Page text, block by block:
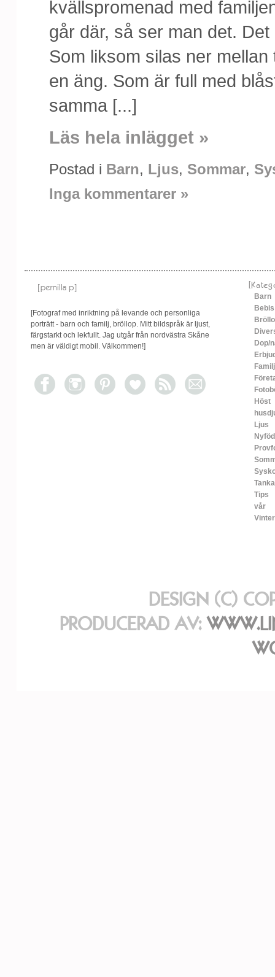
kvällspromenad med
går där, så ser man det.
Som liksom silas ner
en äng. Som är full med
samma [...]
Läs hela inlägget »
Postad i Barn, Ljus, Sommar,
Inga kommentarer »
[Fotograf med inriktning på levande och personliga
porträtt - barn och familj, bröllop. Mitt bildspråk är ljust,
färgstarkt och lekfullt. Jag utgår från nordvästra Skåne
men är väldigt mobil. Välkommen!]
Barn
Bebis
Dop/
Familj
Höst
Ljus
Tips
vår
Vinter
DESIGN (C)
PRODUCERAD AV: